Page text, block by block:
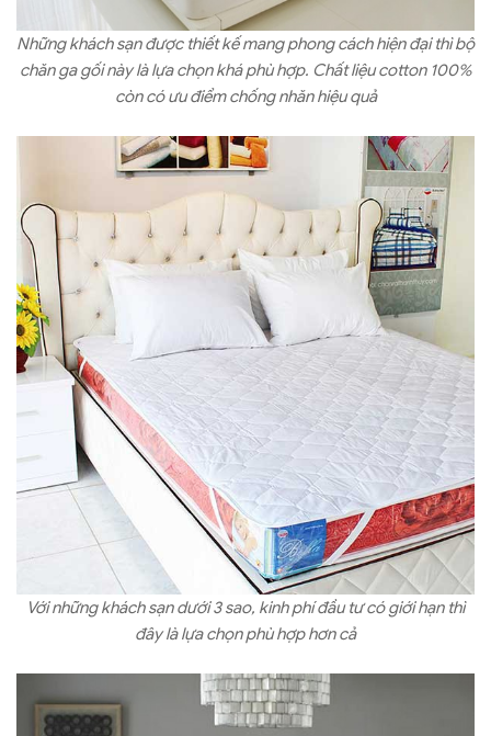
Những khách sạn được thiết kế mang phong cách hiện đại thì bộ
chăn ga gối này là lựa chọn khá phù hợp. Chất liệu cotton 100%
còn có ưu điểm chống nhăn hiệu quả
Với những khách sạn dưới 3 sao, kinh phí đầu tư có giới hạn thì
đây là lựa chọn phù hợp hơn cả